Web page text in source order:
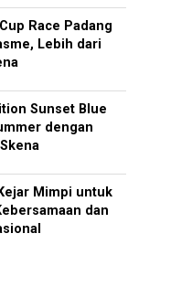
Race Padang
Lebih dari
Sunset Blue
dengan
Mimpi untuk
dan